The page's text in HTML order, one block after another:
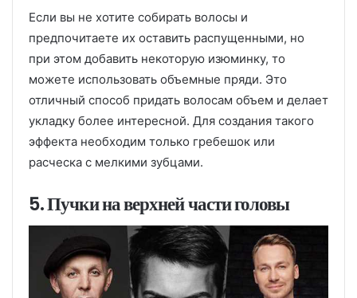
Если вы не хотите собирать волосы и
предпочитаете их оставить распущенными, но
при этом добавить некоторую изюминку, то
можете использовать объемные пряди. Это
отличный способ придать волосам объем и делает
укладку более интересной. Для создания такого
эффекта необходим только гребешок или
расческа с мелкими зубцами.
5. Пучки на верхней части головы